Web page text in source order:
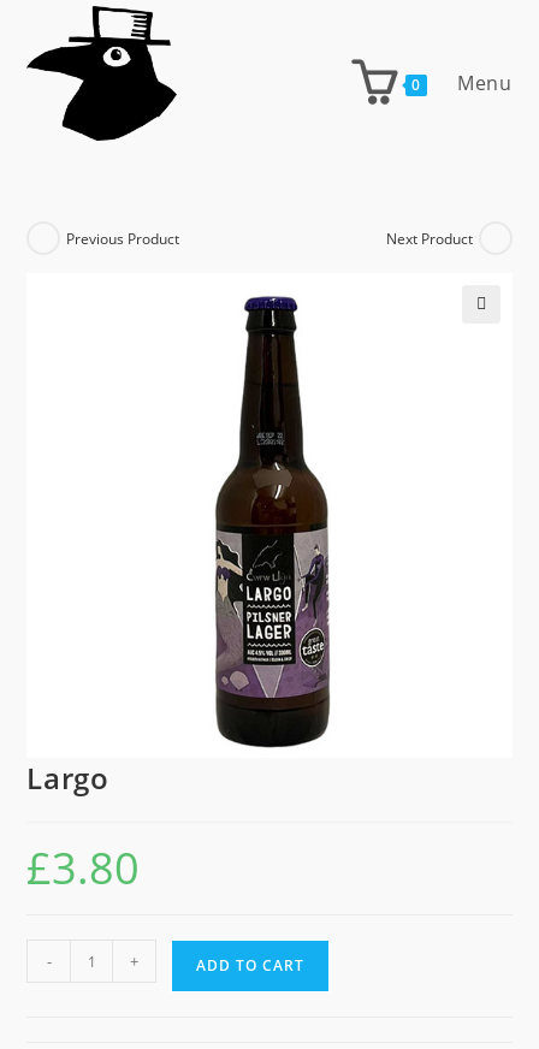
content
0 Menu
Previous Product Next Product
Largo
£3.80
- + ADD TO CART